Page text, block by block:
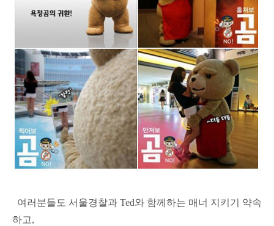
여러분들도 서울경찰과 Ted와 함께하는 매너 지키기 약속
하고,